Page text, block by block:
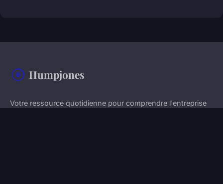
Humpjones
Votre ressource quotidienne pour comprendre l'entreprise